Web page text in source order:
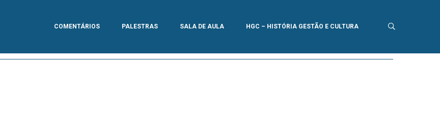
COMENTÁRIOS PALESTRAS SALA DE AULA HGC – HISTÓRIA GESTÃO E CULTURA